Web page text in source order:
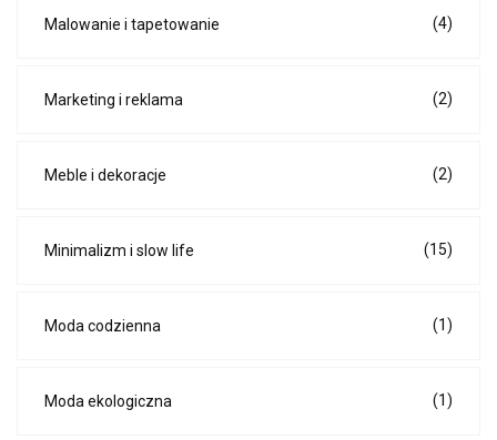
Malowanie i tapetowanie (4)
Marketing i reklama (2)
Meble i dekoracje (2)
Minimalizm i slow life (15)
Moda codzienna (1)
Moda ekologiczna (1)